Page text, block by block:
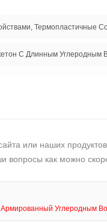
С Длинным Углеродным
или наших
вопросы как можно
Углеродным